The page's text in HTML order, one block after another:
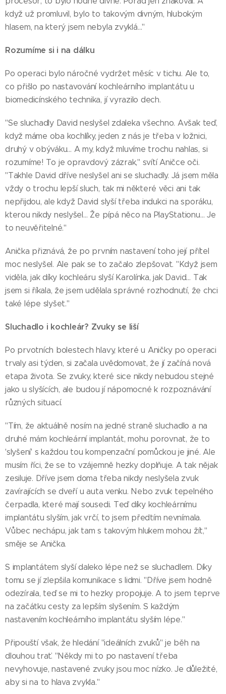
když už promluvil, bylo to takovým divným, hlubokým
hlasem, na který jsem nebyla zvyklá…"
Rozumíme si i na dálku
Po operaci bylo náročné vydržet měsíc v tichu. Ale to,
co přišlo po nastavování kochleárního implantátu u
biomedicínského technika, jí vyrazilo dech.
"Se sluchadly David neslyšel zdaleka všechno. Avšak teď,
když máme oba kochlíky, jeden z nás je třeba v ložnici,
druhý v obýváku… A my, když mluvíme trochu nahlas, si
rozumíme! To je opravdový zázrak," svítí Aničce oči.
"Takhle David dříve neslyšel ani se sluchadly. Já jsem měla
vždy o trochu lepší sluch, tak mi některé věci ani tak
nepřijdou, ale když David slyší třeba indukci na sporáku,
kterou nikdy neslyšel… Že pípá něco na PlayStationu… Je
to neuvěřitelné."
Anička přiznává, že po prvním nastavení toho její přítel
moc neslyšel. Ale pak se to začalo zlepšovat. "Když jsem
viděla, jak díky kochleáru slyší Karolínka, jak David… Tak
jsem si říkala, že jsem udělala správné rozhodnutí, že chci
také lépe slyšet."
Sluchadlo i kochleár? Zvuky se liší
Po prvotních bolestech hlavy, které u Aničky po operaci
trvaly asi týden, si začala uvědomovat, že jí začíná nová
etapa života. Se zvuky, které sice nikdy nebudou stejné
jako u slyšících, ale budou jí nápomocné k rozpoznávání
různých situací.
"Tím, že aktuálně nosím na jedné straně sluchadlo a na
druhé mám kochleární implantát, mohu porovnat, že to
'slyšení' s každou tou kompenzační pomůckou je jiné. Ale
musím říci, že se to vzájemně hezky doplňuje. A tak nějak
zesiluje. Dříve jsem doma třeba nikdy neslyšela zvuk
zavírajících se dveří u auta venku. Nebo zvuk tepelného
čerpadla, které mají sousedi. Teď díky kochleárnímu
implantátu slyším, jak vrčí, to jsem předtím nevnímala.
Vůbec nechápu, jak tam s takovým hlukem mohou žít,"
směje se Anička.
S implantátem slyší daleko lépe než se sluchadlem. Díky
tomu se jí zlepšila komunikace s lidmi. "Dříve jsem hodně
odezírala, teď se mi to hezky propojuje. A to jsem teprve
na začátku cesty za lepším slyšením. S každým
nastavením kochleárního implantátu slyším lépe."
Připouští však, že hledání "ideálních zvuků" je běh na
dlouhou trať. "Někdy mi to po nastavení třeba
nevyhovuje, nastavené zvuky jsou moc nízko. Je důležité,
aby si na to hlava zvykla."